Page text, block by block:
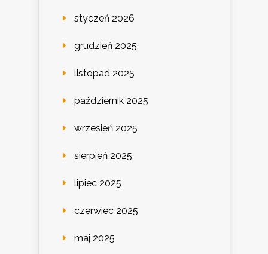
styczeń 2026
grudzień 2025
listopad 2025
październik 2025
wrzesień 2025
sierpień 2025
lipiec 2025
czerwiec 2025
maj 2025